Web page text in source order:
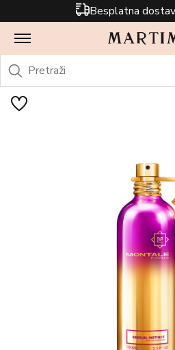
Besplatna